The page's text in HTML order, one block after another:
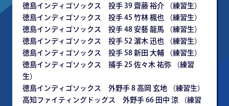
徳島インディゴソックス 投手 39 齋藤 裕介 （練習生）
徳島インディゴソックス 投手 45 竹林 楓也 （練習生）
徳島インディゴソックス 投手 48 安藝 龍馬 （練習生）
徳島インディゴソックス 投手 52 濵木 迅也 （練習生）
徳島インディゴソックス 投手 58 新田 大輔 （練習生）
徳島インディゴソックス 捕手 25 佐々木 祐弥 （練習
生）
徳島インディゴソックス 外野手 8 高岡 玄地 （練習生）
高知ファイティングドッグス 外野手 66 田中 涼 （練習